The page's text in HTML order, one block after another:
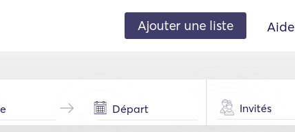
Ajouter une liste Aide
Invités